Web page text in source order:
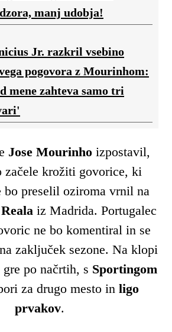
manj udobja!
Jr. razkril vsebino
pogovora z Mourinhom:
mene zahteva samo tri
Jose Mourinhoizpostavil,
začele krožiti govorice, ki
bo preselil oziroma vrnil na
Reala iz Madrida. Portugalec
ne bo komentiral in se
zaključek sezone. Na klopi
gre po načrtih, s Sportingom
za drugo mesto in ligo
prvakov.